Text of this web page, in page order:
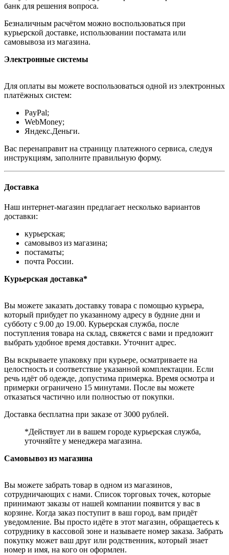
банк для решения вопроса.
Безналичным расчётом можно воспользоваться при
курьерской доставке, использовании постамата или
самовывоза из магазина.
Электронные системы
Для оплаты вы можете воспользоваться одной из электронных
платёжных систем:
PayPal;
WebMoney;
Яндекс.Деньги.
Вас перенаправит на страницу платежного сервиса, следуя
инструкциям, заполните правильную форму.
Доставка
Наш интернет-магазин предлагает несколько вариантов
доставки:
курьерская;
самовывоз из магазина;
постаматы;
почта России.
Курьерская доставка*
Вы можете заказать доставку товара с помощью курьера,
который прибудет по указанному адресу в будние дни и
субботу с 9.00 до 19.00. Курьерская служба, после
поступления товара на склад, свяжется с вами и предложит
выбрать удобное время доставки. Уточнит адрес.
Вы вскрываете упаковку при курьере, осматриваете на
целостность и соответствие указанной комплектации. Если
речь идёт об одежде, допустима примерка. Время осмотра и
примерки ограничено 15 минутами. После вы можете
отказаться частично или полностью от покупки.
Доставка бесплатна при заказе от 3000 рублей.
*Действует ли в вашем городе курьерская служба,
уточняйте у менеджера магазина.
Самовывоз из магазина
Вы можете забрать товар в одном из магазинов,
сотрудничающих с нами. Список торговых точек, которые
принимают заказы от нашей компании появится у вас в
корзине. Когда заказ поступит в ваш город, вам придёт
уведомление. Вы просто идёте в этот магазин, обращаетесь к
сотруднику в кассовой зоне и называете номер заказа. Забрать
покупку может ваш друг или родственник, который знает
номер и имя, на кого он оформлен.